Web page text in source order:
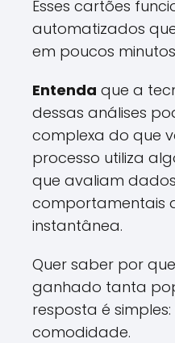
Esses cartões
automatizados
em poucos
Entenda que a
dessas análises
complexa do que
processo utiliza
que avaliam
comportamentais
instantânea.
Quer saber por
ganhado tanta
resposta é
comodidade.